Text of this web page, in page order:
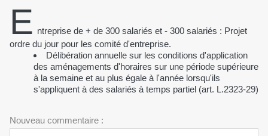
E ntreprise de + de 300 salariés et - 300 salariés : Projet
ordre du jour pour les comité d'entreprise.
Délibération annuelle sur les conditions d'application
des aménagements d'horaires sur une période supérieure
à la semaine et au plus égale à l'année lorsqu'ils
s'appliquent à des salariés à temps partiel (art. L.2323-29)
Nouveau commentaire :